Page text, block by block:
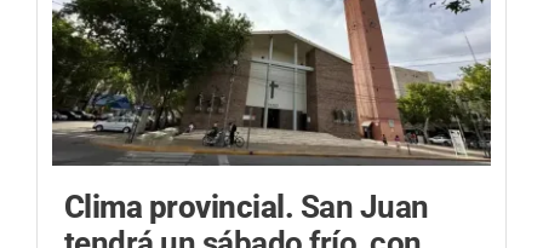
Clima provincial. San Juan